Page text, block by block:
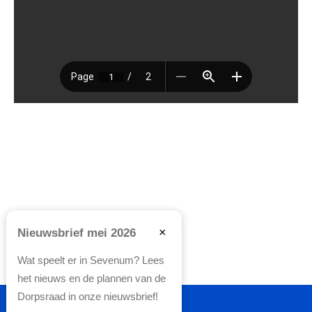
Nieuwsbrief mei 2026 ×
Wat speelt er in Sevenum? Lees
het nieuws en de plannen van de
Dorpsraad in onze nieuwsbrief!